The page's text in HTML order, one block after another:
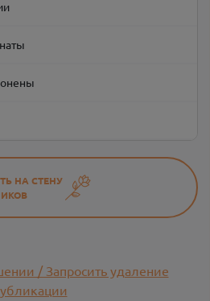
НА СТЕНУ
/ Запросить удаление